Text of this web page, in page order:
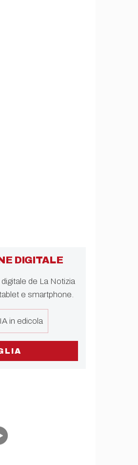
DIGITALE
de La Notizia
e smartphone.